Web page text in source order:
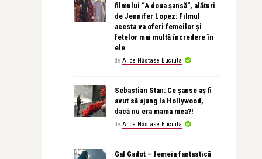
filmului “A doua șansă”, alături
de Jennifer Lopez: Filmul
acesta va oferi femeilor și
fetelor mai multă încredere în
ele
de Alice Năstase Buciuta
Sebastian Stan: Ce șanse aș fi
avut să ajung la Hollywood,
dacă nu era mama mea?!
de Alice Năstase Buciuta
Gal Gadot – femeia fantastică